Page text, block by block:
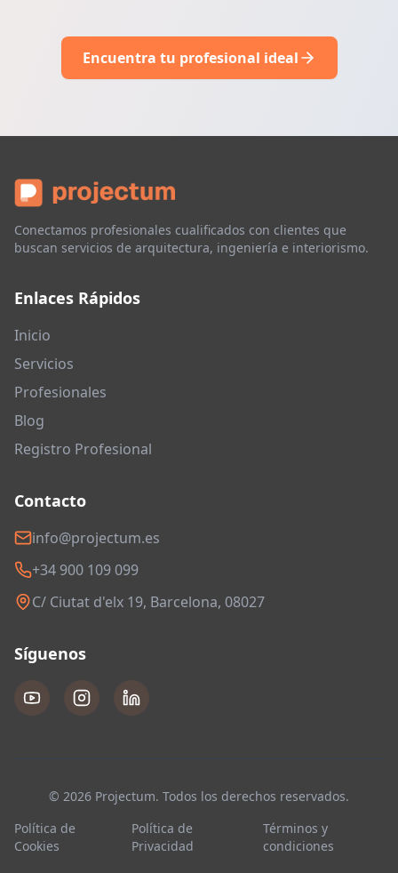
Encuentra tu profesional ideal
Conectamos profesionales cualificados con clientes que
buscan servicios de arquitectura, ingeniería e interiorismo.
Enlaces Rápidos
Inicio
Servicios
Profesionales
Blog
Registro Profesional
Contacto
info@projectum.es
+34 900 109 099
C/ Ciutat d'elx 19, Barcelona, 08027
Síguenos
© 2026 Projectum. Todos los derechos reservados.
Política de
Cookies
Política de
Privacidad
Términos y
condiciones